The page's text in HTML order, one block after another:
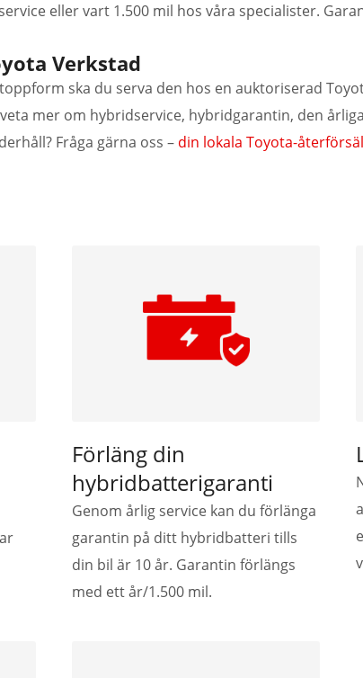
eller vart 1.500 mil hos våra specialister.
Verkstad
ska du serva den hos en auktoriserad
mer om hybridservice, hybridgarantin, den
Fråga gärna oss – din lokala Toyota-
Förläng din
hybridbatterigaranti
Genom årlig service kan du förlänga
garantin på ditt hybridbatteri tills
din bil är 10 år. Garantin förlängs
med ett år/1.500 mil.